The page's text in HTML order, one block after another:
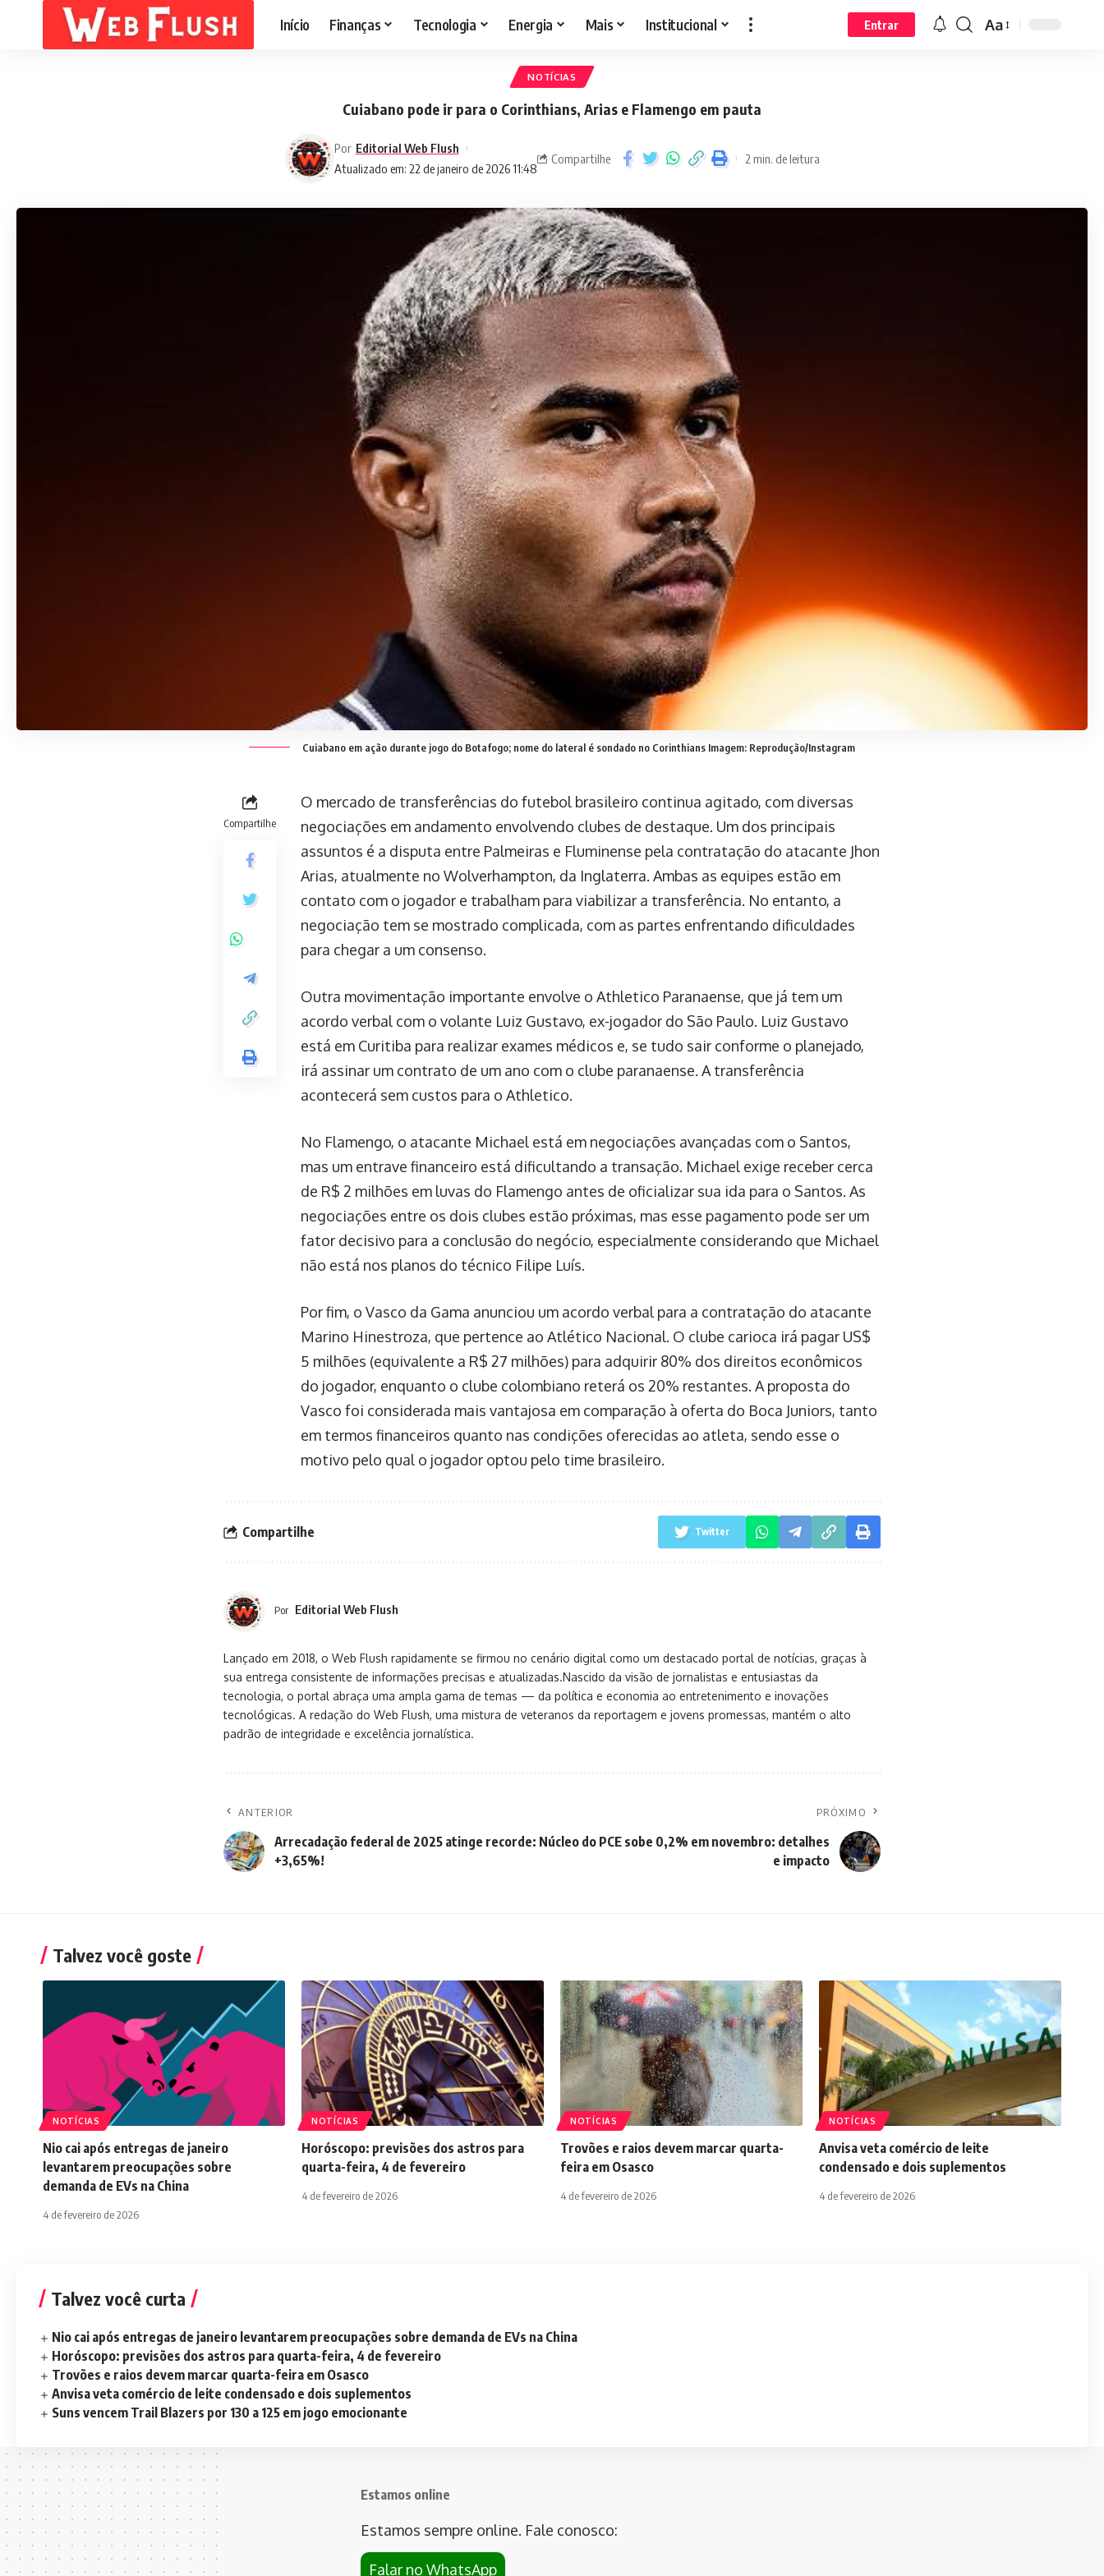
Início Finanças Tecnologia Energia Mais Institucional Entrar Aa
NOTÍCIAS
Cuiabano pode ir para o Corinthians, Arias e Flamengo em pauta
Atualizado em: 22 de janeiro de 2026 11:48
Por Editorial Web Flush
Compartilhe 2 min. de leitura
Cuiabano em ação durante jogo do Botafogo; nome do lateral é sondado no Corinthians Imagem: Reprodução/Instagram
Compartilhe
O mercado de transferências do futebol brasileiro continua agitado, com diversas
negociações em andamento envolvendo clubes de destaque. Um dos principais
assuntos é a disputa entre Palmeiras e Fluminense pela contratação do atacante Jhon
Arias, atualmente no Wolverhampton, da Inglaterra. Ambas as equipes estão em
contato com o jogador e trabalham para viabilizar a transferência. No entanto, a
negociação tem se mostrado complicada, com as partes enfrentando dificuldades
para chegar a um consenso.
Outra movimentação importante envolve o Athletico Paranaense, que já tem um
acordo verbal com o volante Luiz Gustavo, ex-jogador do São Paulo. Luiz Gustavo
está em Curitiba para realizar exames médicos e, se tudo sair conforme o planejado,
irá assinar um contrato de um ano com o clube paranaense. A transferência
acontecerá sem custos para o Athletico.
No Flamengo, o atacante Michael está em negociações avançadas com o Santos,
mas um entrave financeiro está dificultando a transação. Michael exige receber cerca
de R$ 2 milhões em luvas do Flamengo antes de oficializar sua ida para o Santos. As
negociações entre os dois clubes estão próximas, mas esse pagamento pode ser um
fator decisivo para a conclusão do negócio, especialmente considerando que Michael
não está nos planos do técnico Filipe Luís.
Por fim, o Vasco da Gama anunciou um acordo verbal para a contratação do atacante
Marino Hinestroza, que pertence ao Atlético Nacional. O clube carioca irá pagar US$
5 milhões (equivalente a R$ 27 milhões) para adquirir 80% dos direitos econômicos
do jogador, enquanto o clube colombiano reterá os 20% restantes. A proposta do
Vasco foi considerada mais vantajosa em comparação à oferta do Boca Juniors, tanto
em termos financeiros quanto nas condições oferecidas ao atleta, sendo esse o
motivo pelo qual o jogador optou pelo time brasileiro.
Compartilhe Twitter
Por Editorial Web Flush
Lançado em 2018, o Web Flush rapidamente se firmou no cenário digital como um destacado portal de notícias, graças à
sua entrega consistente de informações precisas e atualizadas.Nascido da visão de jornalistas e entusiastas da
tecnologia, o portal abraça uma ampla gama de temas — da política e economia ao entretenimento e inovações
tecnológicas. A redação do Web Flush, uma mistura de veteranos da reportagem e jovens promessas, mantém o alto
padrão de integridade e excelência jornalística.
ANTERIOR
Arrecadação federal de 2025 atinge recorde:
+3,65%!
PRÓXIMO
Núcleo do PCE sobe 0,2% em novembro: detalhes
e impacto
Talvez você goste
NOTÍCIAS
Nio cai após entregas de janeiro
levantarem preocupações sobre
demanda de EVs na China
4 de fevereiro de 2026
NOTÍCIAS
Horóscopo: previsões dos astros para
quarta-feira, 4 de fevereiro
4 de fevereiro de 2026
NOTÍCIAS
Trovões e raios devem marcar quarta-
feira em Osasco
4 de fevereiro de 2026
NOTÍCIAS
Anvisa veta comércio de leite
condensado e dois suplementos
4 de fevereiro de 2026
Talvez você curta
Nio cai após entregas de janeiro levantarem preocupações sobre demanda de EVs na China
Horóscopo: previsões dos astros para quarta-feira, 4 de fevereiro
Trovões e raios devem marcar quarta-feira em Osasco
Anvisa veta comércio de leite condensado e dois suplementos
Suns vencem Trail Blazers por 130 a 125 em jogo emocionante
Estamos online
Estamos sempre online. Fale conosco:
Falar no WhatsApp